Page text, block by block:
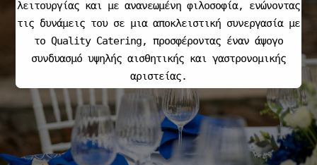
λειτουργίας και με ανανεωμένη φιλοσοφία, ενώνοντας
τις δυνάμεις του σε μια αποκλειστική συνεργασία με
το Quality Catering, προσφέροντας έναν άψογο
συνδυασμό υψηλής αισθητικής και γαστρονομικής
αριστείας.